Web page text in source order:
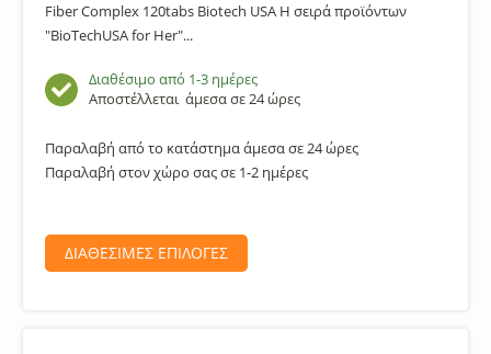
Fiber Complex 120tabs Biotech USA Η σειρά προϊόντων
"BioTechUSA for Her"...
Διαθέσιμο από 1-3 ημέρες
Αποστέλλεται άμεσα σε 24 ώρες
Παραλαβή από το κατάστημα άμεσα σε 24 ώρες
Παραλαβή στον χώρο σας σε 1-2 ημέρες
ΔΙΑΘΕΣΙΜΕΣ ΕΠΙΛΟΓΕΣ